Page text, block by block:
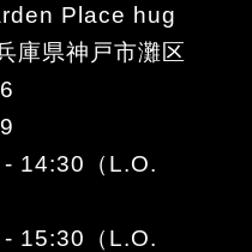
Place hug
庫県神戸市灘区
（L.O.
（L.O.